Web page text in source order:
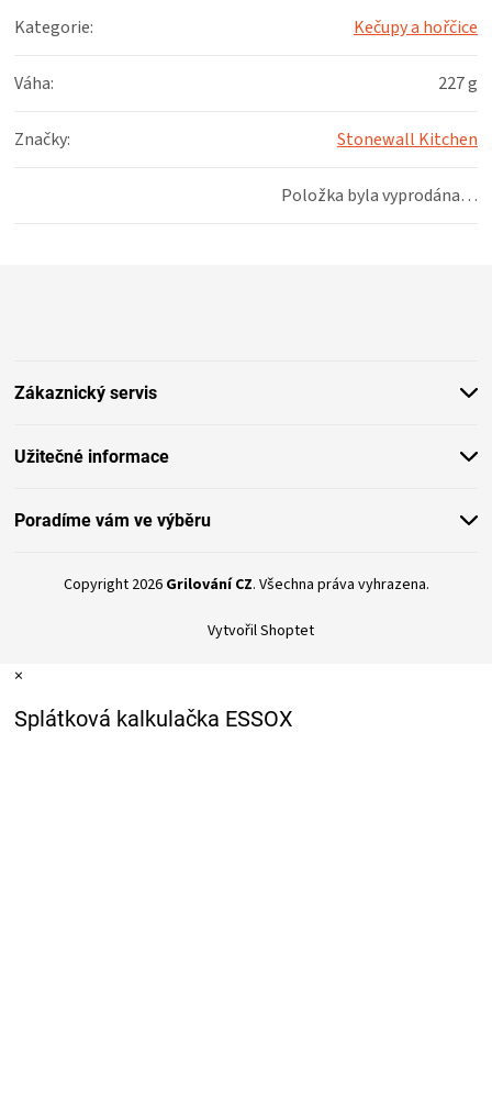
GRILOVÁNÍ
HAVAJSKÉ
KOŠILE
Kategorie: Kečupy a hořčice
Váha: 227 g
Značky: Stonewall Kitchen
Položka byla vyprodána…
Zákaznický servis
Užitečné informace
Poradíme vám ve výběru
Vytvořil Shoptet
Copyright 2026 Grilování CZ. Všechna práva vyhrazena.
×
Splátková kalkulačka ESSOX